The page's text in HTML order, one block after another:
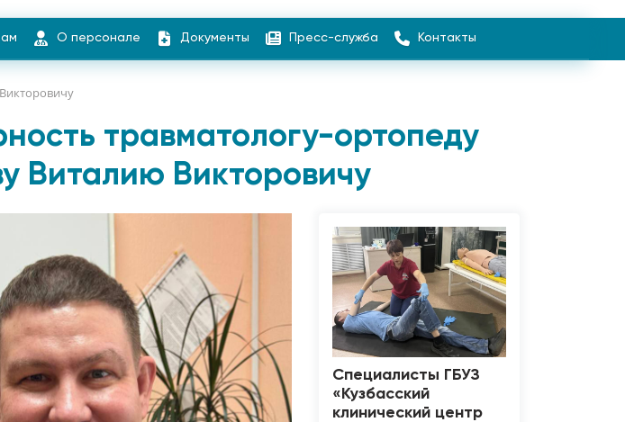
О персонале Документы Пресс-служба Контакты
травматологу-ортопеду
Виталию Викторовичу
Специалисты ГБУЗ
«Кузбасский
клинический центр